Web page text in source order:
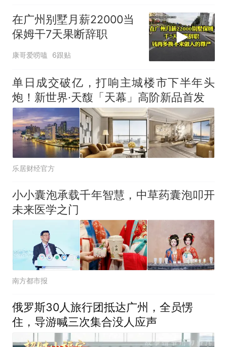
在广州别墅月薪22000当
保姆干7天果断辞职
康哥爱唠嗑 6跟贴
单日成交破亿，打响主城楼市下半年头
炮！新世界·天馥「天幕」高阶新品首发
乐居财经官方
小小囊泡承载千年智慧，中草药囊泡叩开
未来医学之门
南方都市报
俄罗斯30人旅行团抵达广州，全员愣
住，导游喊三次集合没人应声